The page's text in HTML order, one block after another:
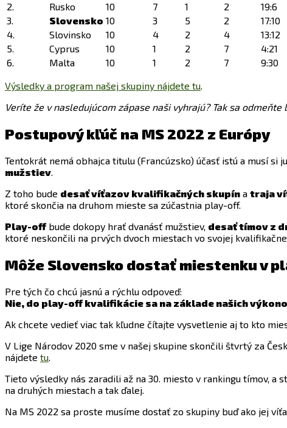
2.
Rusko 10 7 1 2 19:6
3.
Slovensko 10 3 5 2 17:10
4.
Slovinsko 10 4 2 4 13:12
5.
Cyprus 10 1 2 7 4:21
6.
Malta 10 1 2 7 9:30
Výsledky a program našej skupiny nájdete tu.
Veríte že v nasledujúcom zápase naši vyhrajú? Tak sa
Postupový kľúč na MS 2022 z Európy
Tentokrát nemá obhajca titulu (Francúzsko) účasť istú a musí si
mužstiev.
Z toho bude desať víťazov kvalifikačných skupín a traja
ktoré skončia na druhom mieste sa zúčastnia play-off.
Play-offbude dokopy hrať dvanásť mužstiev, desať tímov z
ktoré neskončili na prvých dvoch miestach vo svojej
Môže Slovensko dostať miestenku v
Pre tých čo chcú jasnú a rýchlu odpoveď:
Nie, do play-off kvalifikácie sa na základe našich
Ak chcete vedieť viac tak kľudne čítajte vysvetlenie aj to kto
V Lige Národov 2020 sme v našej skupine skončili štvrtý za
nájdete tu.
Tieto výsledky nás zaradili až na 30. miesto v rankingu tímov, a
na druhých miestach a tak ďalej.
Na MS 2022 sa proste musíme dostať zo skupiny buď ako jej